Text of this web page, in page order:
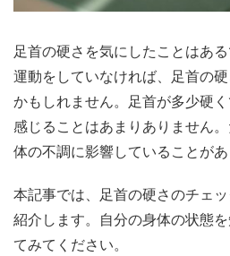
足首の硬さを気にしたことはあ
運動をしていなければ、足首の
かもしれません。足首が多少硬
感じることはあまりありません
体の不調に影響していることがあ
本記事では、足首の硬さのチェ
紹介します。自分の身体の状態
てみてください。